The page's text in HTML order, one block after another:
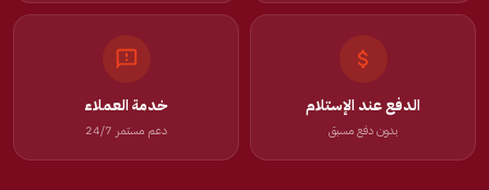
الدفع عند الإستلام
بدون دفع مسبق
خدمة العملاء
دعم مستمر 24/7